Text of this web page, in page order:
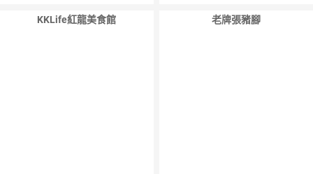
KKLife紅龍美食館 老牌張豬腳